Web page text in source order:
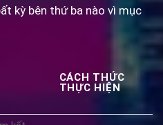
kỳ bên thứ ba nào vì mục
CÁCH THỨC
THỰC HIỆN